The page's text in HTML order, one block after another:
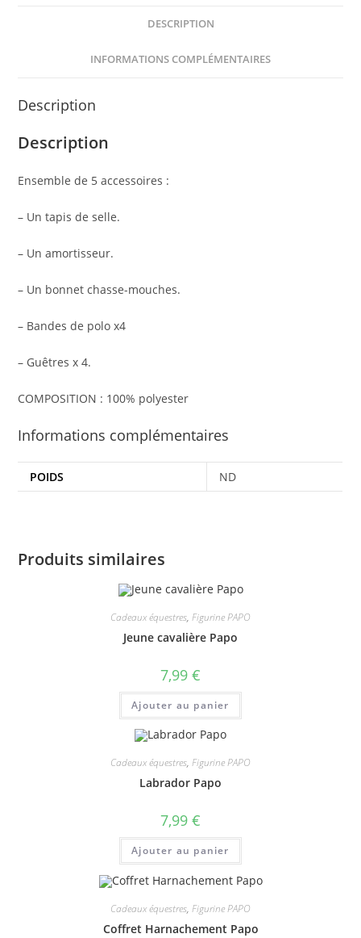
DESCRIPTION
INFORMATIONS COMPLÉMENTAIRES
Description
Description
Ensemble de 5 accessoires :
– Un tapis de selle.
– Un amortisseur.
– Un bonnet chasse-mouches.
– Bandes de polo x4
– Guêtres x 4.
COMPOSITION : 100% polyester
Informations complémentaires
POIDS ND
Produits similaires
Cadeaux équestres, Figurine PAPO
Jeune cavalière Papo
7,99 €
Ajouter au panier
Cadeaux équestres, Figurine PAPO
Labrador Papo
7,99 €
Ajouter au panier
Cadeaux équestres, Figurine PAPO
Coffret Harnachement Papo